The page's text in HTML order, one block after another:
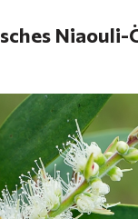
Niaouli-